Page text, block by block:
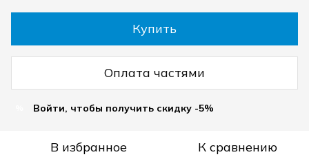
Купить
Оплата частями
Войти, чтобы получить скидку -5%
В избранное К сравнению